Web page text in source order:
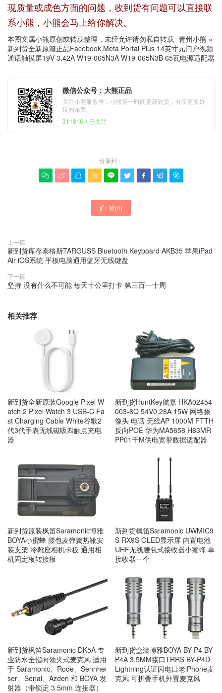
现质量或成色方面的问题，收到货有问题可以直接联
系小熊，小熊会马上给你解决。
本图文属小熊原创或转载整理，未经允许请勿私自转载--青州小熊 »
新到货全新原箱正品Facebook Meta Portal Plus 14英寸元门户视频
通话触摸屏19V 3.42A W19-065N3A W19-065N3B 65瓦电源适配器
微信公众号：大熊正品
关注小熊服务号，小熊第一时间更新到货，分享更多好
玩的东西。
311816人已关注
分享到：
        
 赞(0)
上一篇
新到货库存泰格斯TARGUSS Bluetooth Keyboard AKB35 苹果iPad
Air iOS系统 平板电脑通用蓝牙无线键盘
下一篇
坚持 没有什么不可能 毎天十公里打卡 第三百一十周
相关推荐
新到货全新原装Google Pixel W
atch 2 Pixel Watch 3 USB-C Fa
st Charging Cable White谷歌2
代3代手表无线磁吸四触点充电
器
新到货HuntKey航嘉 HKA02454
003-8Q 54V0.28A 15W 网络摄
像头 电话 无线AP 1000M FTTH
反向POE 华为MA5658 H83MR
PP01千M供电宽带数据适配器
新到货原装枫笛Saramonic博雅
BOYA小蜜蜂 腰包麦弹簧热靴安
装支架 冷靴座相机卡板 通用相
机固定板转接板
新到货枫笛Saramonic UWMIC9
S RX9S OLED显示屏 内置电池
UHF无线腰包式接收器小蜜蜂 单
接收器一个
新到货枫笛Saramonic DK5A 专
业防水全指向领夹式麦克风 适用
于 Saramonic、Rode、Sennhei
ser、Senal、Azden 和 BOYA 发
射器（带锁定 3.5mm 连接器）
新到货盒装博雅BOYA BY-P4 BY-
P4A 3.5MM接口TRRS BY-P4D
Lightning认证闪电口老iPhone麦
克风 可折叠手机外置麦克风